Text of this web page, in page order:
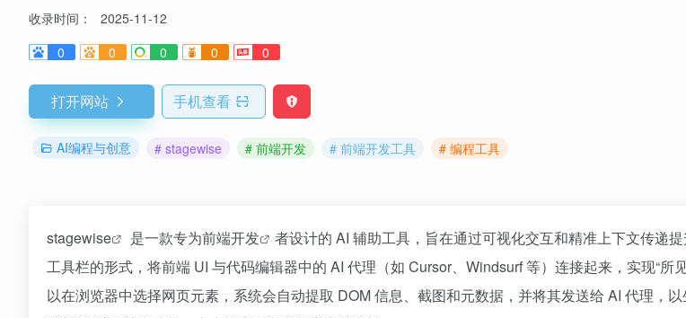
收录时间：
2025-11-12
0
0 0 0 0
打开网站 手机查看
AI编程与创意 # stagewise # 前端开发 # 前端开发工具 # 编程工具
stagewise 是一款专为前端开发
者设计的 AI 辅助工具，旨在通过可视化交互和精准上下文传递
工具栏的形式，将前端 UI 与代码编辑器中的 AI 代理（如 Cursor、Windsurf 等）连接起来，实现“所
以在浏览器中选择网页元素，系统会自动提取 DOM 信息、截图和元数据，并将其发送给 AI 代理，